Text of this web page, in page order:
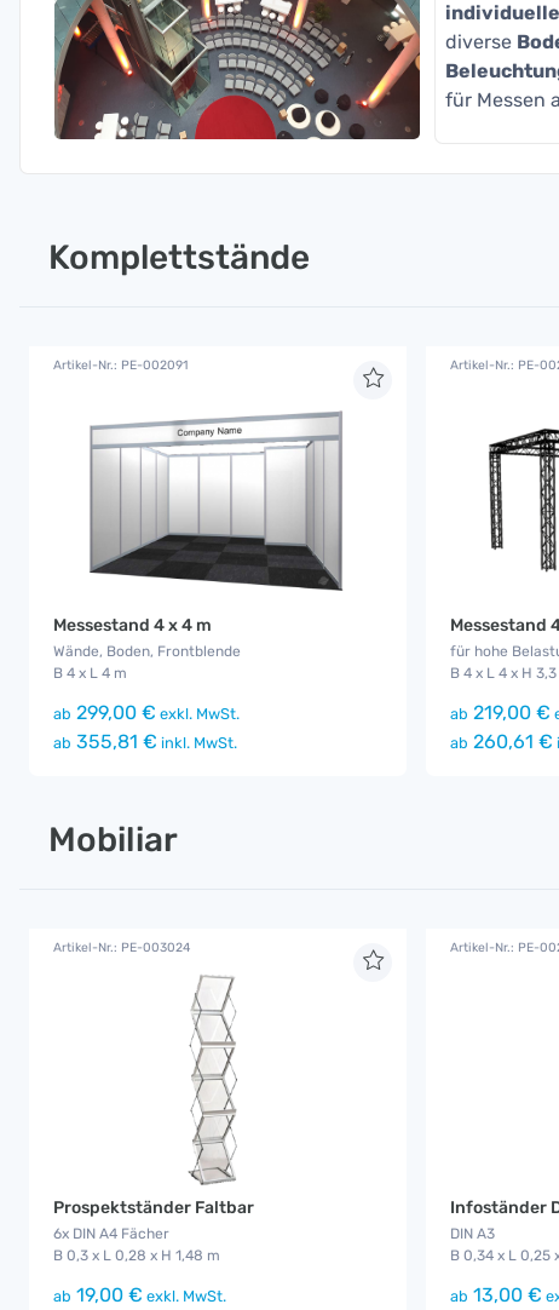
diverse
für Messen
Komplettstände
Artikel-Nr.: PE-002091
Messestand 4 x 4 m
Wände, Boden, Frontblende
B 4 x L 4 m
ab 299,00 € exkl. MwSt.
ab 355,81 € inkl. MwSt.
Artikel-Nr.: PE-
Messestand
für hohe
B 4 x L 4 x H
ab 219,00 €
ab 260,61 €
Mobiliar
Artikel-Nr.: PE-003024
Prospektständer Faltbar
6x DIN A4 Fächer
B 0,3 x L 0,28 x H 1,48 m
ab 19,00 € exkl. MwSt.
Artikel-Nr.: PE-
Infoständer
DIN A3
B 0,34 x L 0,25
ab 13,00 €